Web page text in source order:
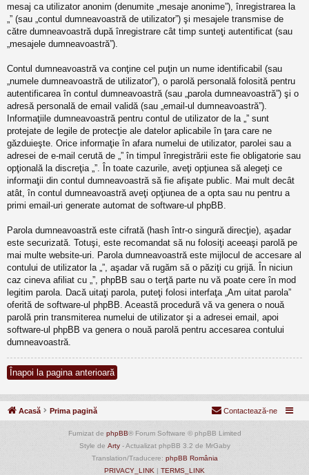
mesaj ca utilizator anonim (denumite „mesaje anonime”), înregistrarea la
„” (sau „contul dumneavoastră de utilizator”) şi mesajele transmise de
către dumneavoastră după înregistrare cât timp sunteţi autentificat (sau
„mesajele dumneavoastră”).
Contul dumneavoastră va conţine cel puţin un nume identificabil (sau
„numele dumneavoastră de utilizator”), o parolă personală folosită pentru
autentificarea în contul dumneavoastră (sau „parola dumneavoastră”) şi o
adresă personală de email validă (sau „email-ul dumneavoastră”).
Informaţiile dumneavoastră pentru contul de utilizator de la „” sunt
protejate de legile de protecţie ale datelor aplicabile în ţara care ne
găzduieşte. Orice informaţie în afara numelui de utilizator, parolei sau a
adresei de e-mail cerută de „” în timpul înregistrării este fie obligatorie sau
opţională la discreţia „”. În toate cazurile, aveţi opţiunea să alegeţi ce
informaţii din contul dumneavoastră să fie afişate public. Mai mult decât
atât, în contul dumneavoastră aveţi opţiunea de a opta sau nu pentru a
primi email-uri generate automat de software-ul phpBB.
Parola dumneavoastră este cifrată (hash într-o singură direcţie), aşadar
este securizată. Totuşi, este recomandat să nu folosiţi aceeaşi parolă pe
mai multe website-uri. Parola dumneavoastră este mijlocul de accesare al
contului de utilizator la „”, aşadar vă rugăm să o păziţi cu grijă. În niciun
caz cineva afiliat cu „”, phpBB sau o terţă parte nu vă poate cere în mod
legitim parola. Dacă uitaţi parola, puteţi folosi interfaţa „Am uitat parola”
oferită de software-ul phpBB. Această procedură vă va genera o nouă
parolă prin transmiterea numelui de utilizator şi a adresei email, apoi
software-ul phpBB va genera o nouă parolă pentru accesarea contului
dumneavoastră.
Înapoi la pagina anterioară
Acasă Prima pagină Contactează-ne
Furnizat de phpBB® Forum Software © phpBB Limited
Style de Arty- Actualizat phpBB 3.2 de MrGaby
Translation/Traducere: phpBB România
PRIVACY_LINK | TERMS_LINK